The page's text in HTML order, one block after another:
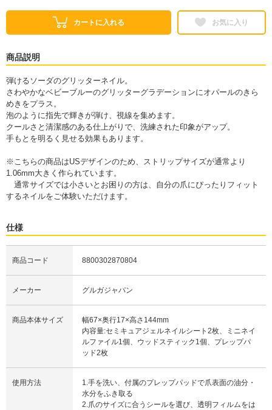
カートに入れる お気に入り
商品説明
弾けるソーダのグリッターネイル。
さわやかなベビーブルーのグリッターグラデーションにオパールのきら
めきをプラス。
泡のように指先で輝きが弾け、視線を集めます。
クールさと清潔感のある仕上がりで、洗練された印象がアップ。
手もとを明るく見せる効果もあります。
※こちらの商品はUSデザインのため、ストリップサイズが通常より
1.06mm大きく作られています。
通常サイズでは小さいとお困りの方は、自分の爪にぴったりフィット
するネイルをご体験いただけます。
仕様
商品コード 8800302870804
メーカー グルガジャパン
商品本体サイズ
幅67×奥行17×高さ144mm
内容量:セミキュアジェルネイルシート2枚、ミニネイ
ルファイル1個、ウッドスティック1個、プレップパ
ッド2枚
使用方法
1.手を洗い、付属のプレップパッドで爪表面の油分・
水分をふき取る
2.爪のサイズに合うシールを選び、透明フィルムをは